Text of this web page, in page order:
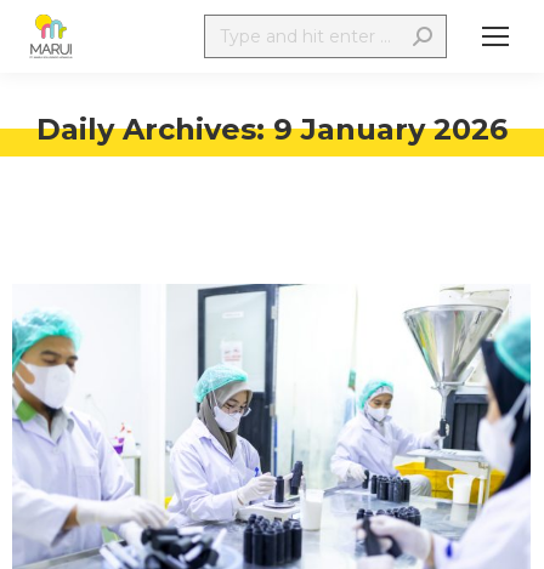
Daily Archives:9 January 2026